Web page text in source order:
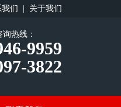
我们 | 关于我们
热线：
9959
3822